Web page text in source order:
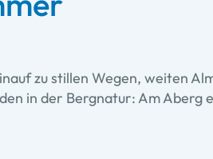
zu stillen Wegen, weiten
in der Bergnatur: Am